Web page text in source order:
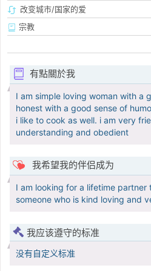
改变城市/国家的爱
宗教
有點關於我
I am simple loving woman with a
honest with a good sense of
i like to cook as well. i am very
understanding and obedient
我希望我的伴侣成为
I am looking for a lifetime partner
someone who is kind loving and
我应该遵守的标准
没有自定义标准